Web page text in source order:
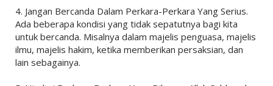
4. Jangan Bercanda Dalam Perkara-Perkara Yang Serius.
Ada beberapa kondisi yang tidak sepatutnya bagi kita
untuk bercanda. Misalnya dalam majelis penguasa, majelis
ilmu, majelis hakim, ketika memberikan persaksian, dan
lain sebagainya.